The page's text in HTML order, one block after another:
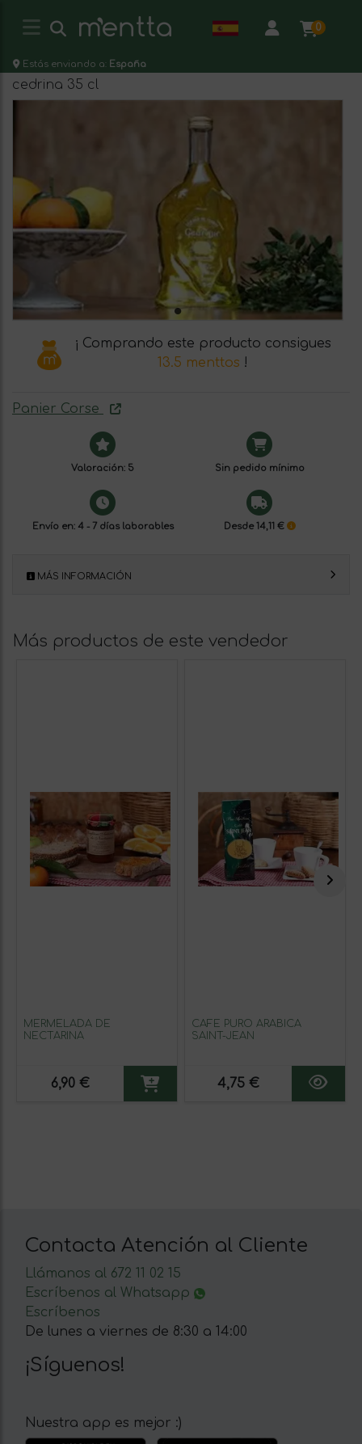
0
Estás enviando a: España
cedrina 35 cl
¡ Comprando este producto consigues
13.5 menttos !
Panier Corse
Valoración: 5 Sin pedido mínimo
Envío en: 4 - 7 días laborables Desde 14,11 €
MÁS INFORMACIÓN
Más productos de este vendedor
MERMELADA DE
NECTARINA
6,90 €
CAFÉ PURO ARÁBICA
SAINT-JEAN
4,75 €
Contacta Atención al Cliente
Llámanos al 672 11 02 15
Escríbenos al Whatsapp
Escríbenos
De lunes a viernes de 8:30 a 14:00
¡Síguenos!
Nuestra app es mejor :)